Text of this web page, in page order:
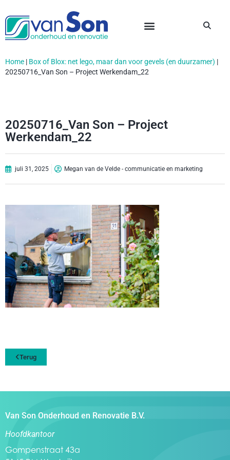
Home | Box of Blox: net lego, maar dan voor gevels (en duurzamer) |
20250716_Van Son – Project Werkendam_22
20250716_Van Son – Project
Werkendam_22
juli 31, 2025 Megan van de Velde - communicatie en marketing
Terug
Van Son Onderhoud en Renovatie B.V.
Hoofdkantoor
Gompenstraat 43a